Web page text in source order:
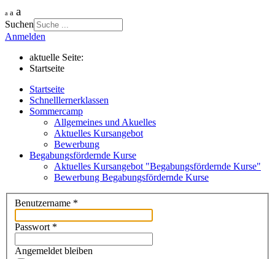
a a a
Suchen
Anmelden
aktuelle Seite:
Startseite
Startseite
Schnelllernerklassen
Sommercamp
Allgemeines und Akuelles
Aktuelles Kursangebot
Bewerbung
Begabungsfördernde Kurse
Aktuelles Kursangebot "Begabungsfördernde Kurse"
Bewerbung Begabungsfördernde Kurse
Benutzername *
Passwort *
Angemeldet bleiben